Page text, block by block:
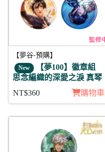
【夢谷-預購】
New 【夢100】徽章組
思念編織的深愛之淚 真琴
NT$360
購物車